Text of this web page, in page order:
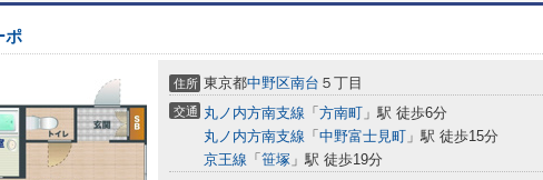
ポ
住所 東京都中野区南台 ５丁目
交通 丸ノ内方南支線 「 方南町 」駅 徒歩6分
丸ノ内方南支線 「 中野富士見町 」駅 徒歩15分
京王線 「 笹塚 」駅 徒歩19分